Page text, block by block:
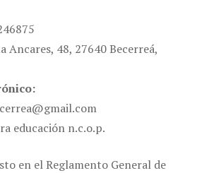
Ancares, 48, 27640 Becerreá,
educación n.c.o.p.
en el Reglamento General de